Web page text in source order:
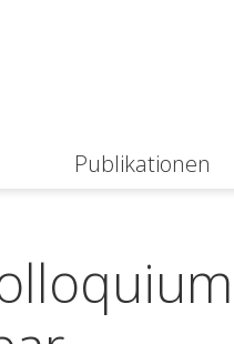
Publikationen